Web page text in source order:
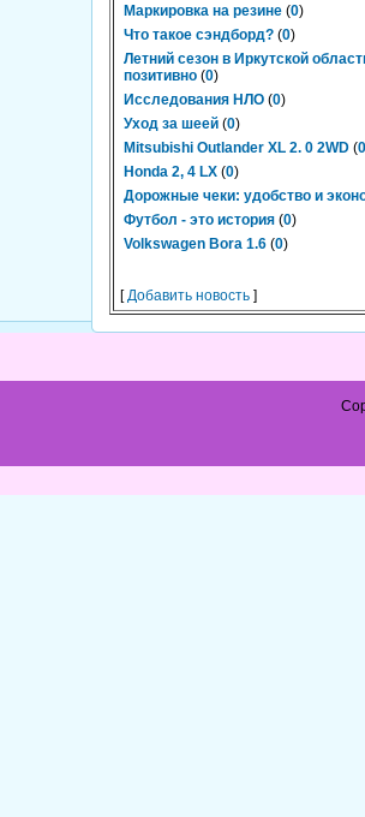
Маркировка на резине (0)
Что такое сэндборд? (0)
Летний сезон в Иркутской
позитивно (0)
Исследования НЛО (0)
Уход за шеей (0)
Mitsubishi Outlander XL 2. 0 2WD (0
Honda 2, 4 LX (0)
Дорожные чеки: удобство и
Футбол - это история (0)
Volkswagen Bora 1.6 (0)
[Добавить новость ]